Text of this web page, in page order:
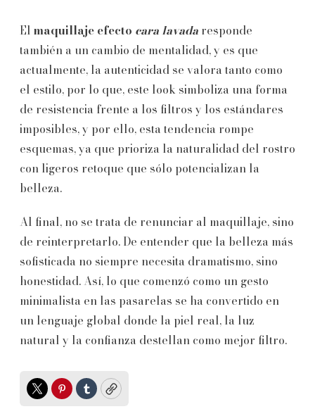
El maquillaje efecto cara lavada responde
también a un cambio de mentalidad, y es que
actualmente, la autenticidad se valora tanto como
el estilo, por lo que, este look simboliza una forma
de resistencia frente a los filtros y los estándares
imposibles, y por ello, esta tendencia rompe
esquemas, ya que prioriza la naturalidad del rostro
con ligeros retoque que sólo potencializan la
belleza.
Al final, no se trata de renunciar al maquillaje, sino
de reinterpretarlo. De entender que la belleza más
sofisticada no siempre necesita dramatismo, sino
honestidad. Así, lo que comenzó como un gesto
minimalista en las pasarelas se ha convertido en
un lenguaje global donde la piel real, la luz
natural y la confianza destellan como mejor filtro.
TwitterPinterest
TumblrCopy